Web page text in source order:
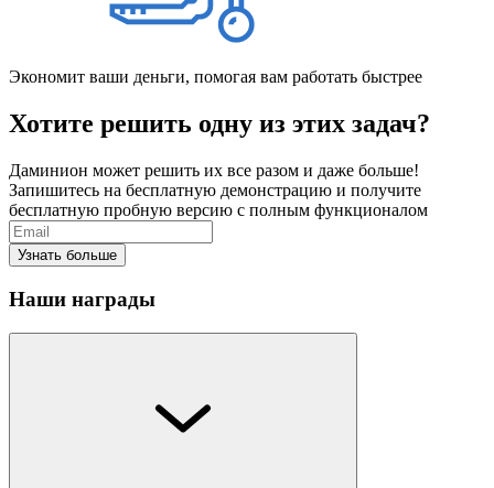
Экономит ваши деньги, помогая вам работать быстрее
Хотите решить одну из этих задач?
Даминион может решить их все разом и даже больше!
Запишитесь на бесплатную демонстрацию и получите
бесплатную пробную версию с полным функционалом
Узнать больше
Наши награды